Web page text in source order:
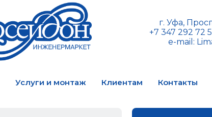
г. Уфа,
+7 347 292 72
e-mail:
Услуги и монтаж Клиентам Контакты